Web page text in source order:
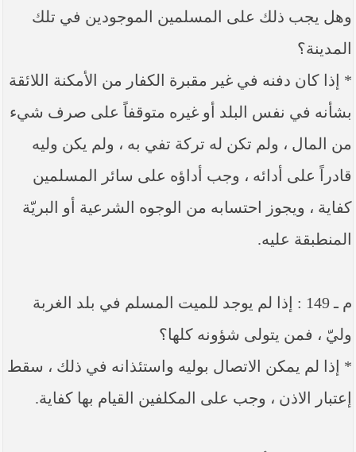
وهل يجب ذلك على المسلمين الموجودين في تلك
المدينة؟
* إذا كان دفنه في غير مقبرة الكفار من الأمكنة اللائقة
بشأنه في نفس البلد أو غيره متوقفاً على صرف شيء
من المال ، ولم تكن له تركة تفي به ، ولم يكن وليه
قادراً على أدائه ، وجب أداؤه على سائر المسلمين
كفاية ، ويجوز احتسابه من الوجوه الشرعية أو البريّة
المنطبقة عليه.
م ـ 149 : إذا لم يوجد للميت المسلم في بلد الغربة
وليّ ، فمن يتولى شؤونه كلها؟
* إذا لم يمكن الاتصال بوليه واستئذانه في ذلك ، سقط
إعتبار الاذن ، وجب على المكلفين القيام بها كفاية.